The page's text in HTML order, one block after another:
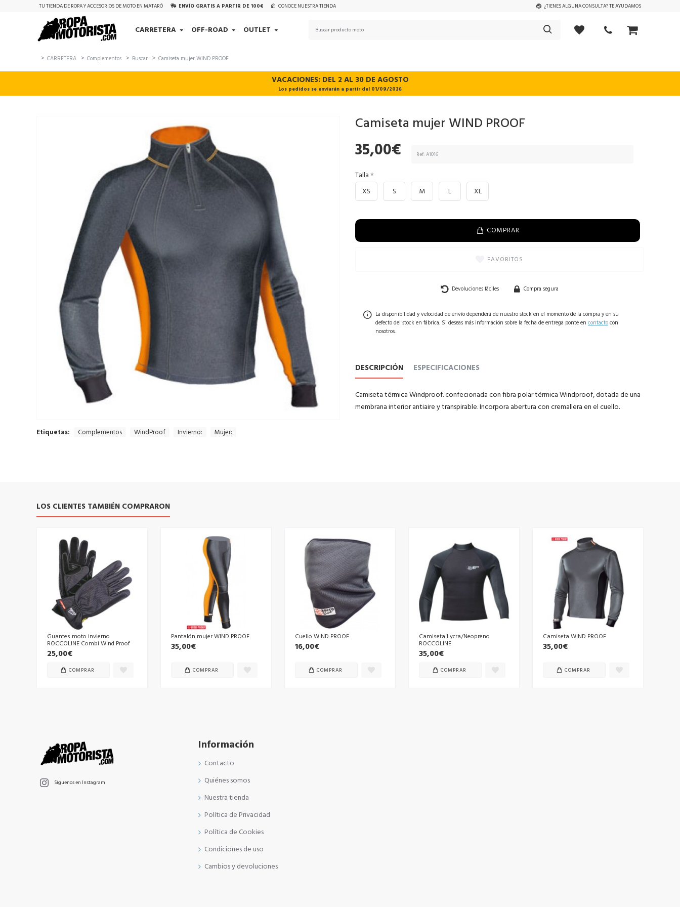
TU TIENDA DE ROPA Y ACCESORIOS DE MOTO EN MATARÓ ENVÍO GRATIS A PARTIR DE 100€ CONOCE NUESTRA TIENDA ¿TIENES ALGUNA CONSULTA? TE AYUDAMOS
CARRETERA OFF-ROAD OUTLET
CARRETERA Complementos Buscar Camiseta mujer WIND PROOF
VACACIONES: DEL 2 AL 30 DE AGOSTO
Los pedidos se enviarán a partir del 01/09/2026
Etiquetas: Complementos WindProof Invierno: Mujer:
Camiseta mujer WIND PROOF
35,00€ Ref: A1016
Talla
XS
S M L XL
COMPRAR
FAVORITOS
Devoluciones fáciles Compra segura
La disponibilidad y velocidad de envío dependerá de nuestro stock en el momento de la compra y en su
defecto del stock en fábrica. Si deseas más información sobre la fecha de entrega ponte en contacto con
nosotros.
DESCRIPCIÓN ESPECIFICACIONES
Camiseta térmica Windproof.confecionada con fibra polar térmica Windproof, dotada de una
membrana interior antiaire y transpirable.Incorpora abertura con cremallera en el cuello.
LOS CLIENTES TAMBIÉN COMPRARON
Guantes moto invierno
ROCCOLINE Combi Wind Proof
25,00€
COMPRAR
Pantalón mujer WIND PROOF
35,00€
COMPRAR
Cuello WIND PROOF
16,00€
COMPRAR
Camiseta Lycra/Neopreno
ROCCOLINE
35,00€
COMPRAR
Camiseta WIND PROOF
35,00€
COMPRAR
Síguenos en Instagram
Información
Contacto
Quiénes somos
Nuestra tienda
Política de Privacidad
Política de Cookies
Condiciones de uso
Cambios y devoluciones